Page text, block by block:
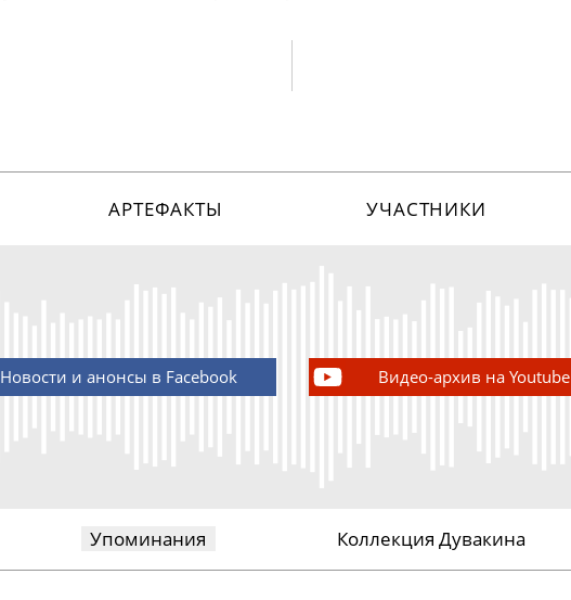
АРТЕФАКТЫ УЧАСТНИКИ
Новости и анонсы в Facebook Видео-архив на Youtube
Упоминания Коллекция Дувакина